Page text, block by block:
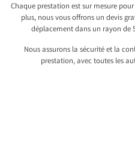
Chaque prestation est sur mesure
plus, nous vous offrons un devis
déplacement dans un rayon de
Nous assurons la sécurité et la
prestation, avec toutes les